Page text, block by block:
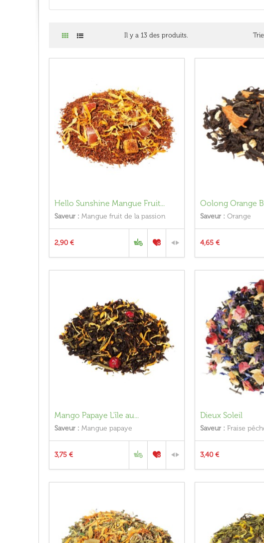
Il y a 13 des produits.
Hello Sunshine Mangue Fruit...
Saveur : Mangue fruit de la passion
2,90 €
Oolong Orange
Saveur : Orange
4,65 €
Mango Papaye L'île au...
Saveur : Mangue papaye
3,75 €
Dieux Soleil
Saveur : Fraise
3,40 €